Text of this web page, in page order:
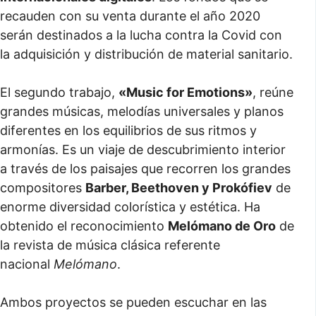
recauden con su venta durante el año 2020
serán destinados a la lucha contra la Covid con
la adquisición y distribución de material sanitario.
El segundo trabajo, «Music for Emotions», reúne
grandes músicas, melodías universales y planos
diferentes en los equilibrios de sus ritmos y
armonías. Es un viaje de descubrimiento interior
a través de los paisajes que recorren los grandes
compositores Barber, Beethoven y Prokófiev de
enorme diversidad colorística y estética. Ha
obtenido el reconocimiento Melómano de Oro de
la revista de música clásica referente
nacional Melómano.
Ambos proyectos se pueden escuchar en las